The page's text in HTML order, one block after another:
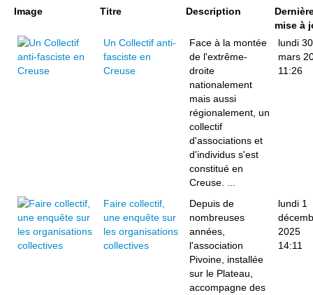
Image Titre Description
mise à
Un Collectif anti-
fasciste en
Creuse
Face à la montée
de l'extrême-
droite
nationalement
mais aussi
régionalement, un
collectif
d'associations et
d'individus s'est
constitué en
Creuse. ...
lundi 30
mars
11:26
Faire collectif,
une enquête sur
les organisations
collectives
Depuis de
nombreuses
années,
l'association
Pivoine, installée
sur le Plateau,
accompagne des
lundi 1
2025
14:11